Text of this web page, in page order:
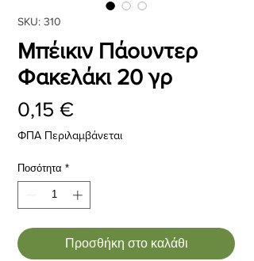
SKU: 310
Μπέικιν Πάουντερ
Φακελάκι 20 γρ
0,15 €Τιμή
ΦΠΑ Περιλαμβάνεται
Ποσότητα *
Προσθήκη στο καλάθι